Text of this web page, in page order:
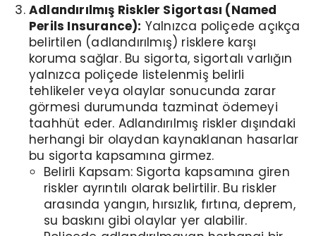
Adlandırılmış Riskler Sigortası (Named
Perils Insurance): Yalnızca poliçede açıkça
belirtilen (adlandırılmış) risklere karşı
koruma sağlar. Bu sigorta, sigortalı varlığın
yalnızca poliçede listelenmiş belirli
tehlikeler veya olaylar sonucunda zarar
görmesi durumunda tazminat ödemeyi
taahhüt eder. Adlandırılmış riskler dışındaki
herhangi bir olaydan kaynaklanan hasarlar
bu sigorta kapsamına girmez.
Belirli Kapsam: Sigorta kapsamına giren
riskler ayrıntılı olarak belirtilir. Bu riskler
arasında yangın, hırsızlık, fırtına, deprem,
su baskını gibi olaylar yer alabilir.